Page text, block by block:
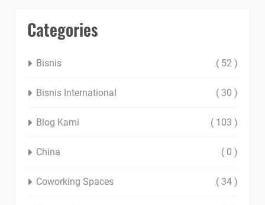
Categories
Bisnis ( 52 )
Bisnis International ( 30 )
Blog Kami ( 103 )
China ( 0 )
Coworking Spaces ( 34 )